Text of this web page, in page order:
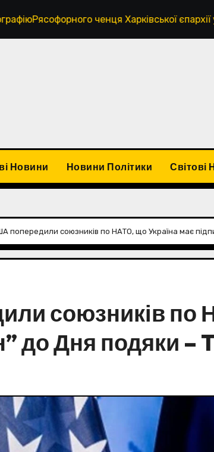
ченця Харківської єпархії упц (мп)
Новини Новини Політики Світові
попередили союзників по НАТО, що Україна має
союзників по
до Дня подяки –